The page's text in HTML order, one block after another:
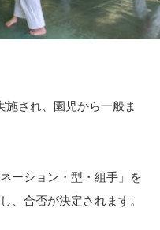
施され、園児から一般ま
ーション・型・組手」を
、合否が決定されます。